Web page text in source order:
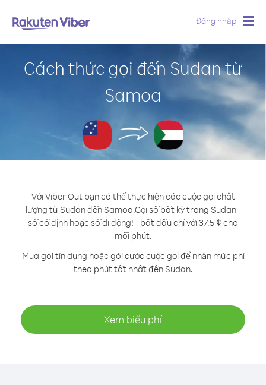
Đăng nhập
Cách thức gọi đến Sudan từ
Samoa
Với Viber Out bạn có thể thực hiện các cuộc gọi chất
lượng từ Sudan đến Samoa.Gọi số bất kỳ trong Sudan -
số cố định hoặc số di động! - bắt đầu chỉ với 37.5 ¢ cho
mỗi phút.
Mua gói tín dụng hoặc gói cước cuộc gọi để nhận mức phí
theo phút tốt nhất đến Sudan.
Xem biểu phí